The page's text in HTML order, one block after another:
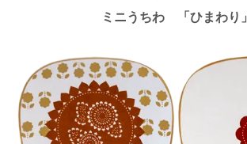
ミニうちわ 「ひまわり」